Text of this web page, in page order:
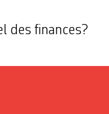
des finances?